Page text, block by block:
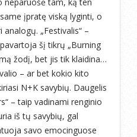
neparuošė tam, ką ten
įpratę viską lyginti, o
„Festivalis“ –
šį tikrų „Burning
žodį, bet jis tik klaidina…
– ar bet kokio kito
N+K savybių. Daugelis
– taip vadinami renginio
iš tų savybių, gal
savo emocinguose